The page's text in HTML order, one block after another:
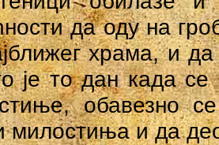
да оду на
храма, и да
је то дан када
обавезно
милостиња и да